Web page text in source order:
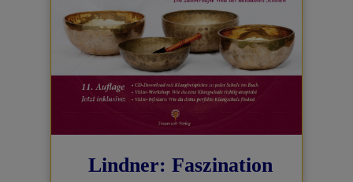
Lindner: Faszination